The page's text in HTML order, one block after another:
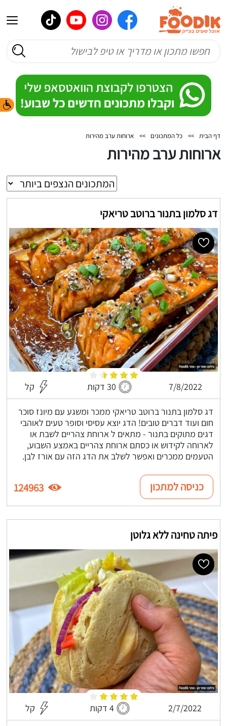
דף הבית >> כל המתכונים >> ארוחות ערב מהירות
ארוחות ערב מהירות
דג סלמון בתנור ברוטב טריאקי
7/8/2022 30 דקות קל
דג סלמון בתנור ברוטב טריאקי ממכר ומשגע עם מיונז סוכר
חום ועוד דברים טובים! הדג יוצא עסיסי וסופר טעים לאוהבי
דגים מתוקים בתנור - מתאים ל ארוחת צהריים לשבת או
לארוחה לקידוש או כסתם ארוחת צהריים באמצע השבוע,
הטעמים ממכרים ואפשר לשלב את הדג הזה עם אורז לבן.
כניסה למתכון 124963
פיתה טחינה ללא גלוטן
2/7/2022 4 דקות קל